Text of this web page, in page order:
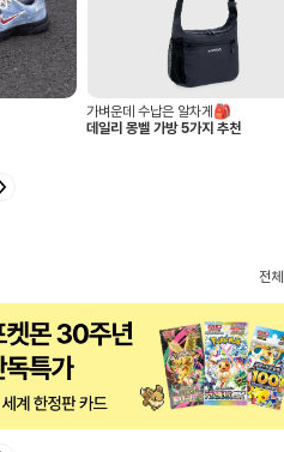
가벼운데 수납은 알차게🎒
데일리 몽벨 가방 5가지 추천
전